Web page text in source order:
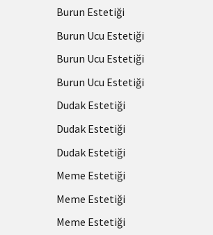
Burun Estetiği
Burun Ucu Estetiği
Burun Ucu Estetiği
Burun Ucu Estetiği
Dudak Estetiği
Dudak Estetiği
Dudak Estetiği
Meme Estetiği
Meme Estetiği
Meme Estetiği